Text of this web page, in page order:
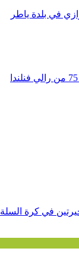
في بلدة ياطر
في كرة السلة